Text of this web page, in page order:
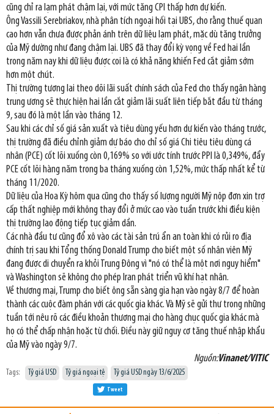
cũng chỉ ra lạm phát chậm lại, với mức tăng CPI thấp hơn dự kiến.
Ông Vassili Serebriakov, nhà phân tích ngoại hối tại UBS, cho rằng thuế quan
cao hơn vẫn chưa được phản ánh trên dữ liệu lạm phát, mặc dù tăng trưởng
của Mỹ dường như đang chậm lại. UBS đã thay đổi kỳ vọng về Fed hai lần
trong năm nay khi dữ liệu được coi là có khả năng khiến Fed cắt giảm sớm
hơn một chút.
Thị trường tương lai theo dõi lãi suất chính sách của Fed cho thấy ngân hàng
trung ương sẽ thực hiện hai lần cắt giảm lãi suất liên tiếp bắt đầu từ tháng
9, sau đó là một lần vào tháng 12.
Sau khi các chỉ số giá sản xuất và tiêu dùng yếu hơn dự kiến vào tháng trước,
thị trường đã điều chỉnh giảm dự báo cho chỉ số giá Chi tiêu tiêu dùng cá
nhân (PCE) cốt lõi xuống còn 0,169% so với ước tính trước PPI là 0,349%, đẩy
PCE cốt lõi hàng năm trong ba tháng xuống còn 1,52%, mức thấp nhất kể từ
tháng 11/2020.
Dữ liệu của Hoa Kỳ hôm qua cũng cho thấy số lượng người Mỹ nộp đơn xin trợ
cấp thất nghiệp mới không thay đổi ở mức cao vào tuần trước khi điều kiện
thị trường lao động tiếp tục giảm dần.
Các nhà đầu tư cũng đổ xô vào các tài sản trú ẩn an toàn khi có rủi ro địa
chính trị sau khi Tổng thống Donald Trump cho biết một số nhân viên Mỹ
đang được di chuyển ra khỏi Trung Đông vì "nó có thể là một nơi nguy hiểm"
và Washington sẽ không cho phép Iran phát triển vũ khí hạt nhân.
Về thương mại, Trump cho biết ông sẵn sàng gia hạn vào ngày 8/7 để hoàn
thành các cuộc đàm phán với các quốc gia khác. Và Mỹ sẽ gửi thư trong những
tuần tới nêu rõ các điều khoản thương mại cho hàng chục quốc gia khác mà
họ có thể chấp nhận hoặc từ chối. Điều này giữ nguy cơ tăng thuế nhập khẩu
của Mỹ vào ngày 9/7.
Nguồn:Vinanet/VITIC
Tags: Tỷ giá USD Tỷ giá ngoại tệ Tỷ giá USD ngày 13/6/2025
Tweet